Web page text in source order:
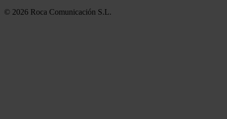
© 2026 Roca Comunicación S.L.